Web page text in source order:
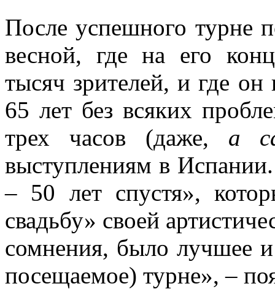
После успешного турне
весной, где на его
тысяч зрителей, и где
65 лет без всяких
трех часов (даже, a
выступлениям в
– 50 лет спустя»,
свадьбу» своей
сомнения, было лучшее
посещаемое) турне», –